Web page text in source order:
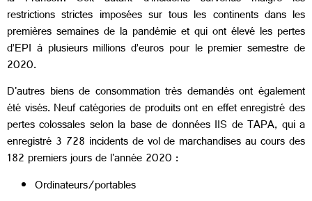
restrictions strictes imposées sur tous les continents dans les
premières semaines de la pandémie et qui ont élevé les pertes
d’EPI à plusieurs millions d’euros pour le premier semestre de
2020.
D'autres biens de consommation très demandés ont également
été visés. Neuf catégories de produits ont en effet enregistré des
pertes colossales selon la base de données IIS de TAPA, qui a
enregistré 3 728 incidents de vol de marchandises au cours des
182 premiers jours de l'année 2020 :
Ordinateurs/portables